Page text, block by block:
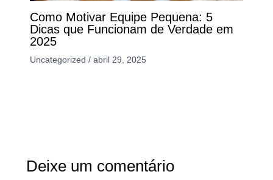
Como Motivar Equipe Pequena: 5
Dicas que Funcionam de Verdade em
2025
Uncategorized / abril 29, 2025
Deixe um comentário